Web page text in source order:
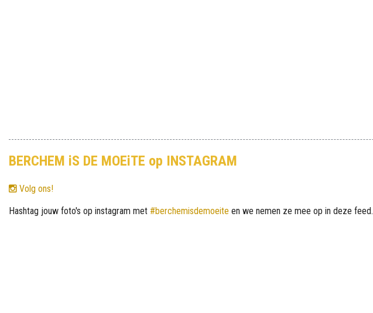
BERCHEM iS DE MOEiTE op INSTAGRAM
Volg ons!
Hashtag jouw foto's op instagram met #berchemisdemoeite en we nemen ze mee op in deze feed.